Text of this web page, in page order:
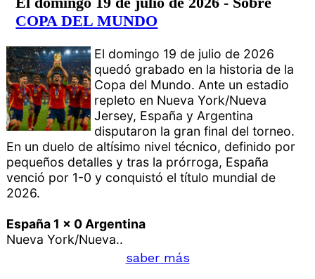
COPA DEL MUNDO
El domingo 19 de julio de 2026
quedó grabado en la historia de la
Copa del Mundo. Ante un estadio
repleto en Nueva York/Nueva
Jersey, España y Argentina
disputaron la gran final del torneo.
En un duelo de altísimo nivel técnico, definido por
pequeños detalles y tras la prórroga, España
venció por 1-0 y conquistó el título mundial de
2026.
España 1 x 0 Argentina
Nueva York/Nueva..
saber más